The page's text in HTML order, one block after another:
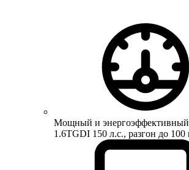
Мощный и энергоэффективный
1.6TGDI 150 л.с., разгон до 100